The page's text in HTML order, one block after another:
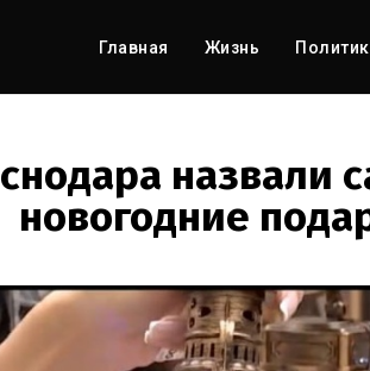
Главная Жизнь
назвали
новогодние